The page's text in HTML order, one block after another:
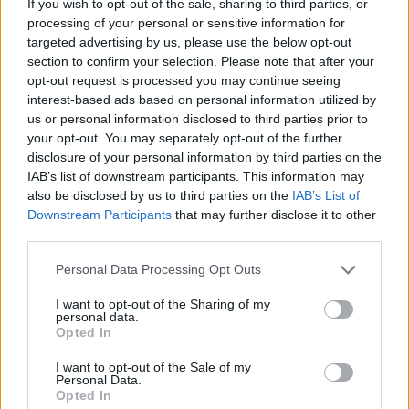
If you wish to opt-out of the sale, sharing to third parties, or
processing of your personal or sensitive information for
targeted advertising by us, please use the below opt-out
section to confirm your selection. Please note that after your
opt-out request is processed you may continue seeing
interest-based ads based on personal information utilized by
us or personal information disclosed to third parties prior to
your opt-out. You may separately opt-out of the further
disclosure of your personal information by third parties on the
IAB’s list of downstream participants. This information may
also be disclosed by us to third parties on the IAB’s List of
Downstream Participants that may further disclose it to other
Personal Data Processing Opt Outs
I want to opt-out of the Sharing of my
personal data.
Opted In
I want to opt-out of the Sale of my
Personal Data.
Opted In
Kriset raporti mes Butrint
Imerit dhe aktores turke
Su Burcu? Detaji që ngriti
dyshimet
E bujshme në Itali, Maldini
rrëfen të vërtetën e plotë
pas dorëheqjes:
Presidenti Malago na tha
mos prekni…
Zjarri masiv në Malin e
Krujës vihet nën kontroll/
vatër aktive
Zjarri masiv që përfshiu
Krujën duke shkrumbuar
sipërfaqe të mëdha/
Rama: Shmangëm një